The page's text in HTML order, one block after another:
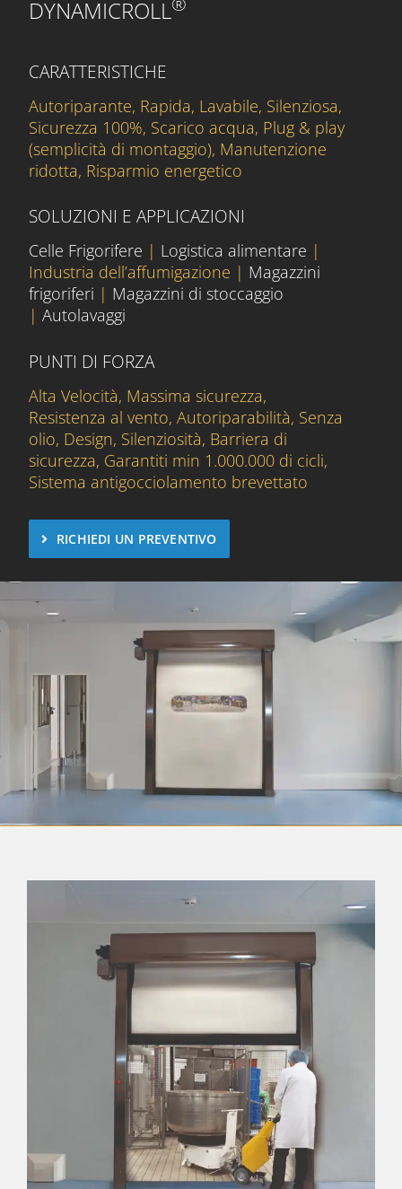
DYNAMICROLL
CARATTERISTICHE
Autoriparante, Rapida, Lavabile, Silenziosa,
Sicurezza 100%, Scarico acqua, Plug & play
(semplicità di montaggio), Manutenzione
ridotta, Risparmio energetico
SOLUZIONI E APPLICAZIONI
Celle Frigorifere | Logistica alimentare |
Industria dell’affumigazione | Magazzini
frigoriferi | Magazzini di stoccaggio
| Autolavaggi
PUNTI DI FORZA
Alta Velocità, Massima sicurezza,
Resistenza al vento, Autoriparabilità, Senza
olio, Design, Silenziosità, Barriera di
sicurezza, Garantiti min 1.000.000 di cicli,
Sistema antigocciolamento brevettato
RICHIEDI UN PREVENTIVO